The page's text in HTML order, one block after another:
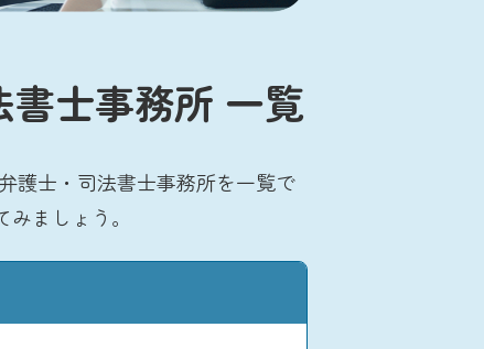
士事務所 一覧
護士・司法書士事務所を一覧で
ましょう。